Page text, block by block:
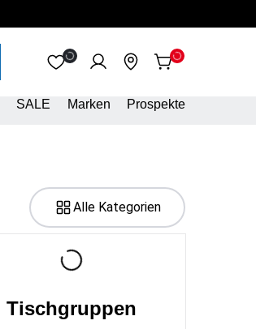
SALE Marken Prospekte
Alle Kategorien
Tischgruppen